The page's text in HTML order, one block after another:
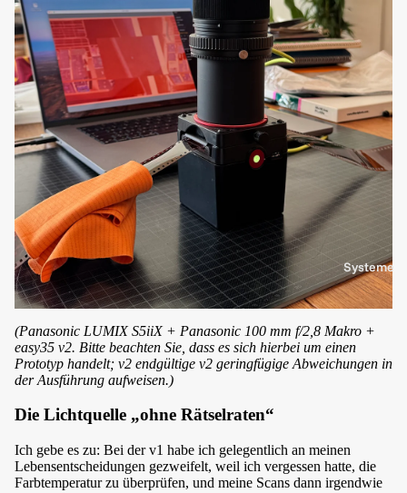
Systeme
(Panasonic LUMIX S5iiX + Panasonic 100 mm f/2,8 Makro +
easy35 v2. Bitte beachten Sie, dass es sich hierbei um einen
Prototyp handelt; v2 endgültige v2 geringfügige Abweichungen in
der Ausführung aufweisen.)
Die Lichtquelle „ohne Rätselraten“
Ich gebe es zu: Bei der v1 habe ich gelegentlich an meinen
Lebensentscheidungen gezweifelt, weil ich vergessen hatte, die
Farbtemperatur zu überprüfen, und meine Scans dann irgendwie